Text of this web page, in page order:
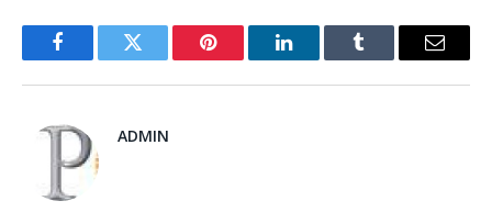
FacebookTwitter Pinterest LinkedInTumblr Email
ADMIN